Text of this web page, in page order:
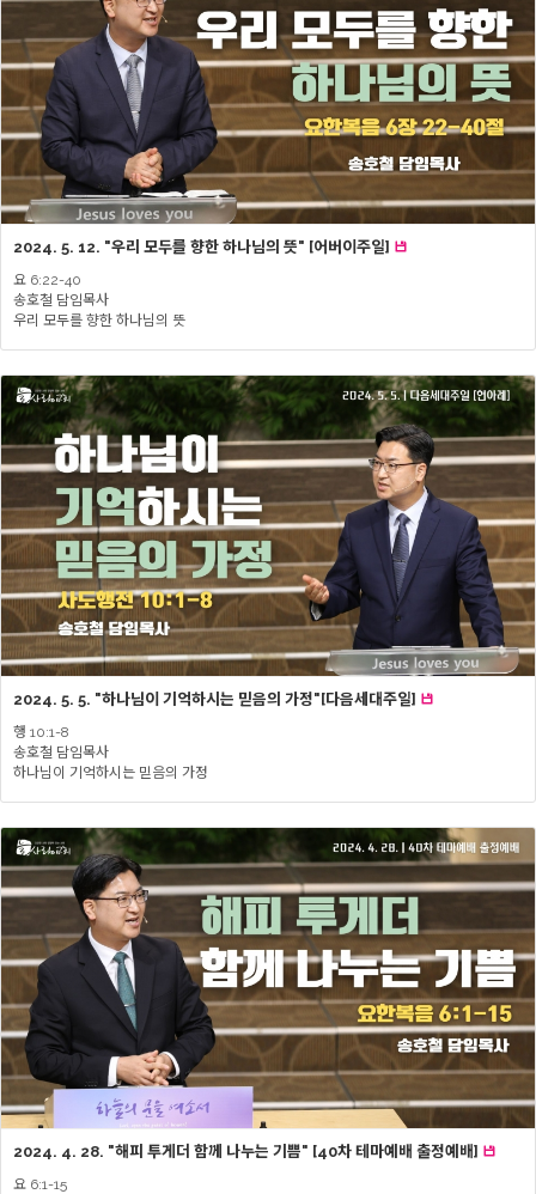
2024. 5. 12. "우리 모두를 향한 하나님의 뜻" [어버이주일]
요 6:22-40
송호철 담임목사
우리 모두를 향한 하나님의 뜻
2024. 5. 5. "하나님이 기억하시는 믿음의 가정"[다음세대주일]
행 10:1-8
송호철 담임목사
하나님이 기억하시는 믿음의 가정
2024. 4. 28. "해피 투게더 함께 나누는 기쁨" [40차 테마예배 출정예배]
요 6:1-15